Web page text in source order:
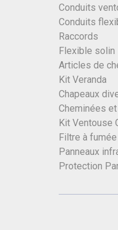
Conduits
Conduits
Raccords
Flexible solin
Articles de
Kit Veranda
Chapeaux
Cheminées
Kit Ventouse
Filtre à fumée
Panneaux
Protection